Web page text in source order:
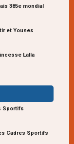
385e mondial
et Younes
Lalla
Sportifs
Cadres Sportifs